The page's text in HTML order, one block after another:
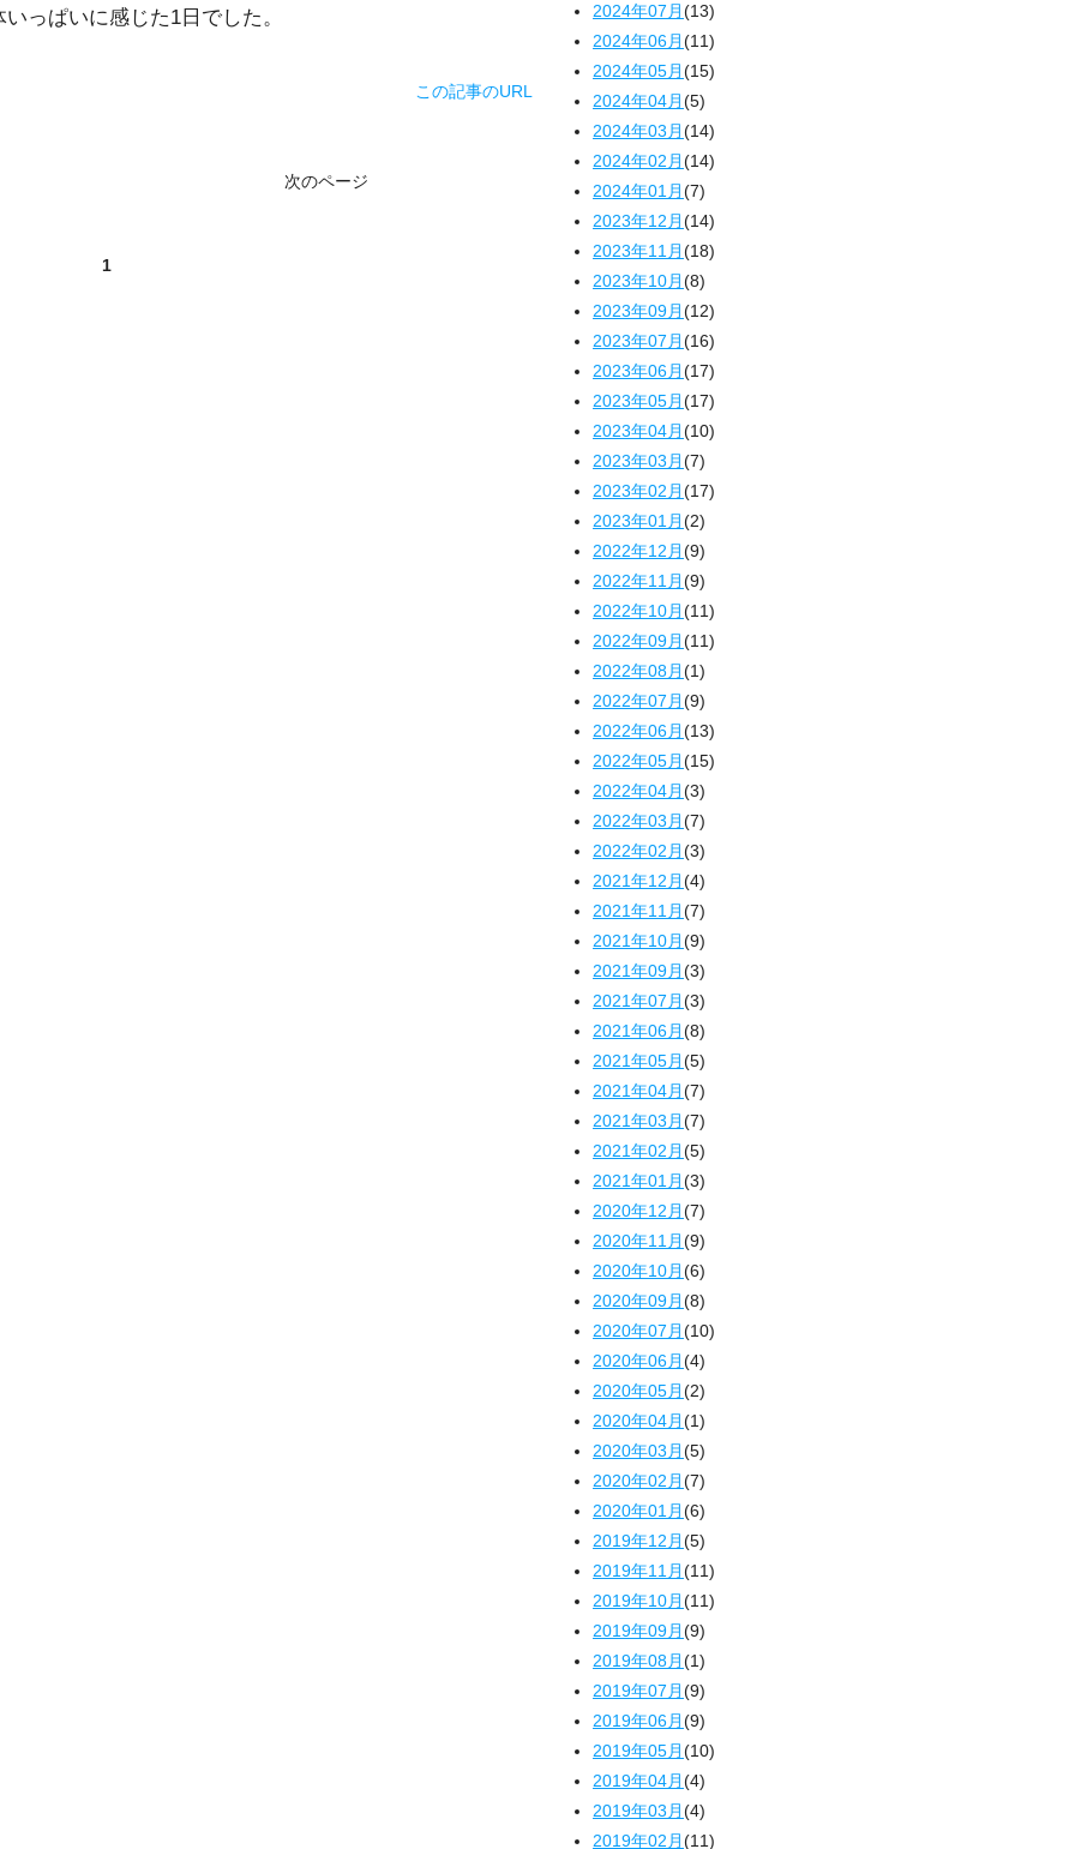
っぱいに感じた1日でした。
この記事のURL
次のページ
1
2024年07月(13)
2024年06月(11)
2024年05月(15)
2024年04月(5)
2024年03月(14)
2024年02月(14)
2024年01月(7)
2023年12月(14)
2023年11月(18)
2023年10月(8)
2023年09月(12)
2023年07月(16)
2023年06月(17)
2023年05月(17)
2023年04月(10)
2023年03月(7)
2023年02月(17)
2023年01月(2)
2022年12月(9)
2022年11月(9)
2022年10月(11)
2022年09月(11)
2022年08月(1)
2022年07月(9)
2022年06月(13)
2022年05月(15)
2022年04月(3)
2022年03月(7)
2022年02月(3)
2021年12月(4)
2021年11月(7)
2021年10月(9)
2021年09月(3)
2021年07月(3)
2021年06月(8)
2021年05月(5)
2021年04月(7)
2021年03月(7)
2021年02月(5)
2021年01月(3)
2020年12月(7)
2020年11月(9)
2020年10月(6)
2020年09月(8)
2020年07月(10)
2020年06月(4)
2020年05月(2)
2020年04月(1)
2020年03月(5)
2020年02月(7)
2020年01月(6)
2019年12月(5)
2019年11月(11)
2019年10月(11)
2019年09月(9)
2019年08月(1)
2019年07月(9)
2019年06月(9)
2019年05月(10)
2019年04月(4)
2019年03月(4)
2019年02月(11)